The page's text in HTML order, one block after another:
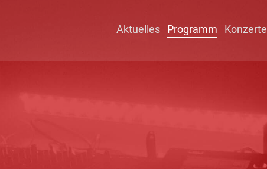
Aktuelles Programm Konzerte